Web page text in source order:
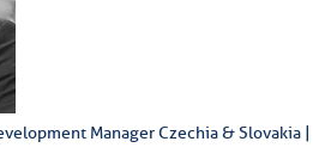
Manager Czechia & Slovakia |